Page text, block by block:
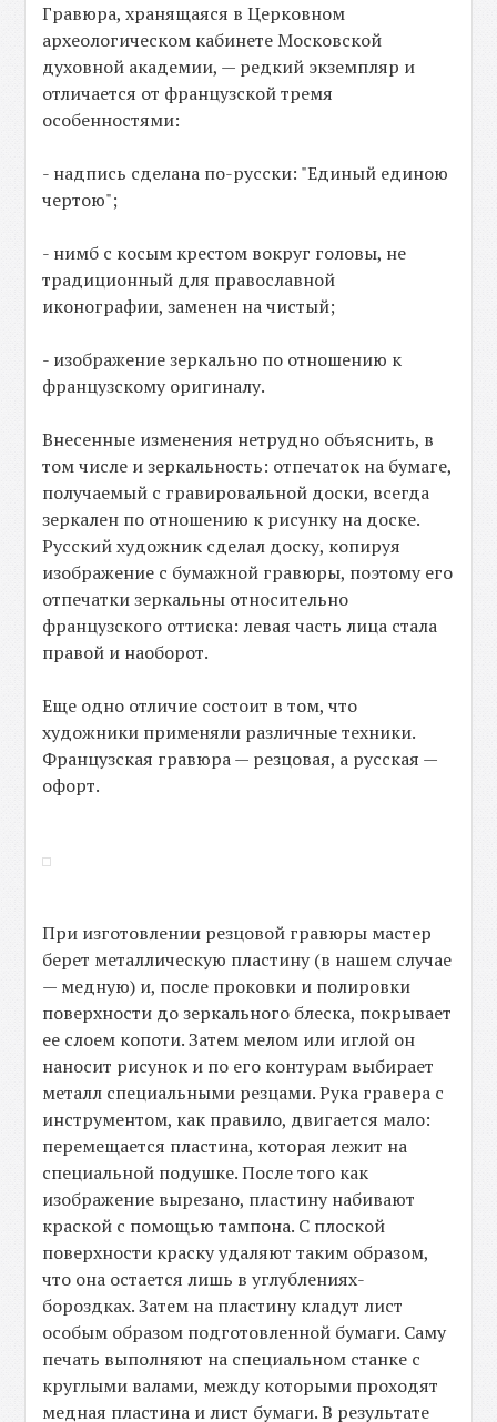
Гравюра, хранящаяся в Церковном
археологическом кабинете Московской
духовной академии, — редкий экземпляр и
отличается от французской тремя
особенностями:
- надпись сделана по-русски: "Единый единою
чертою";
- нимб с косым крестом вокруг головы, не
традиционный для православной
иконографии, заменен на чистый;
- изображение зеркально по отношению к
французскому оригиналу.
Внесенные изменения нетрудно объяснить, в
том числе и зеркальность: отпечаток на бумаге,
получаемый с гравировальной доски, всегда
зеркален по отношению к рисунку на доске.
Русский художник сделал доску, копируя
изображение с бумажной гравюры, поэтому его
отпечатки зеркальны относительно
французского оттиска: левая часть лица стала
правой и наоборот.
Еще одно отличие состоит в том, что
художники применяли различные техники.
Французская гравюра — резцовая, а русская —
офорт.
При изготовлении резцовой гравюры мастер
берет металлическую пластину (в нашем случае
— медную) и, после проковки и полировки
поверхности до зеркального блеска, покрывает
ее слоем копоти. Затем мелом или иглой он
наносит рисунок и по его контурам выбирает
металл специальными резцами. Рука гравера с
инструментом, как правило, двигается мало:
перемещается пластина, которая лежит на
специальной подушке. После того как
изображение вырезано, пластину набивают
краской с помощью тампона. С плоской
поверхности краску удаляют таким образом,
что она остается лишь в углублениях-
бороздках. Затем на пластину кладут лист
особым образом подготовленной бумаги. Саму
печать выполняют на специальном станке с
круглыми валами, между которыми проходят
медная пластина и лист бумаги. В результате